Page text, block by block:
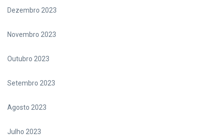
Dezembro 2023
Novembro 2023
Outubro 2023
Setembro 2023
Agosto 2023
Julho 2023